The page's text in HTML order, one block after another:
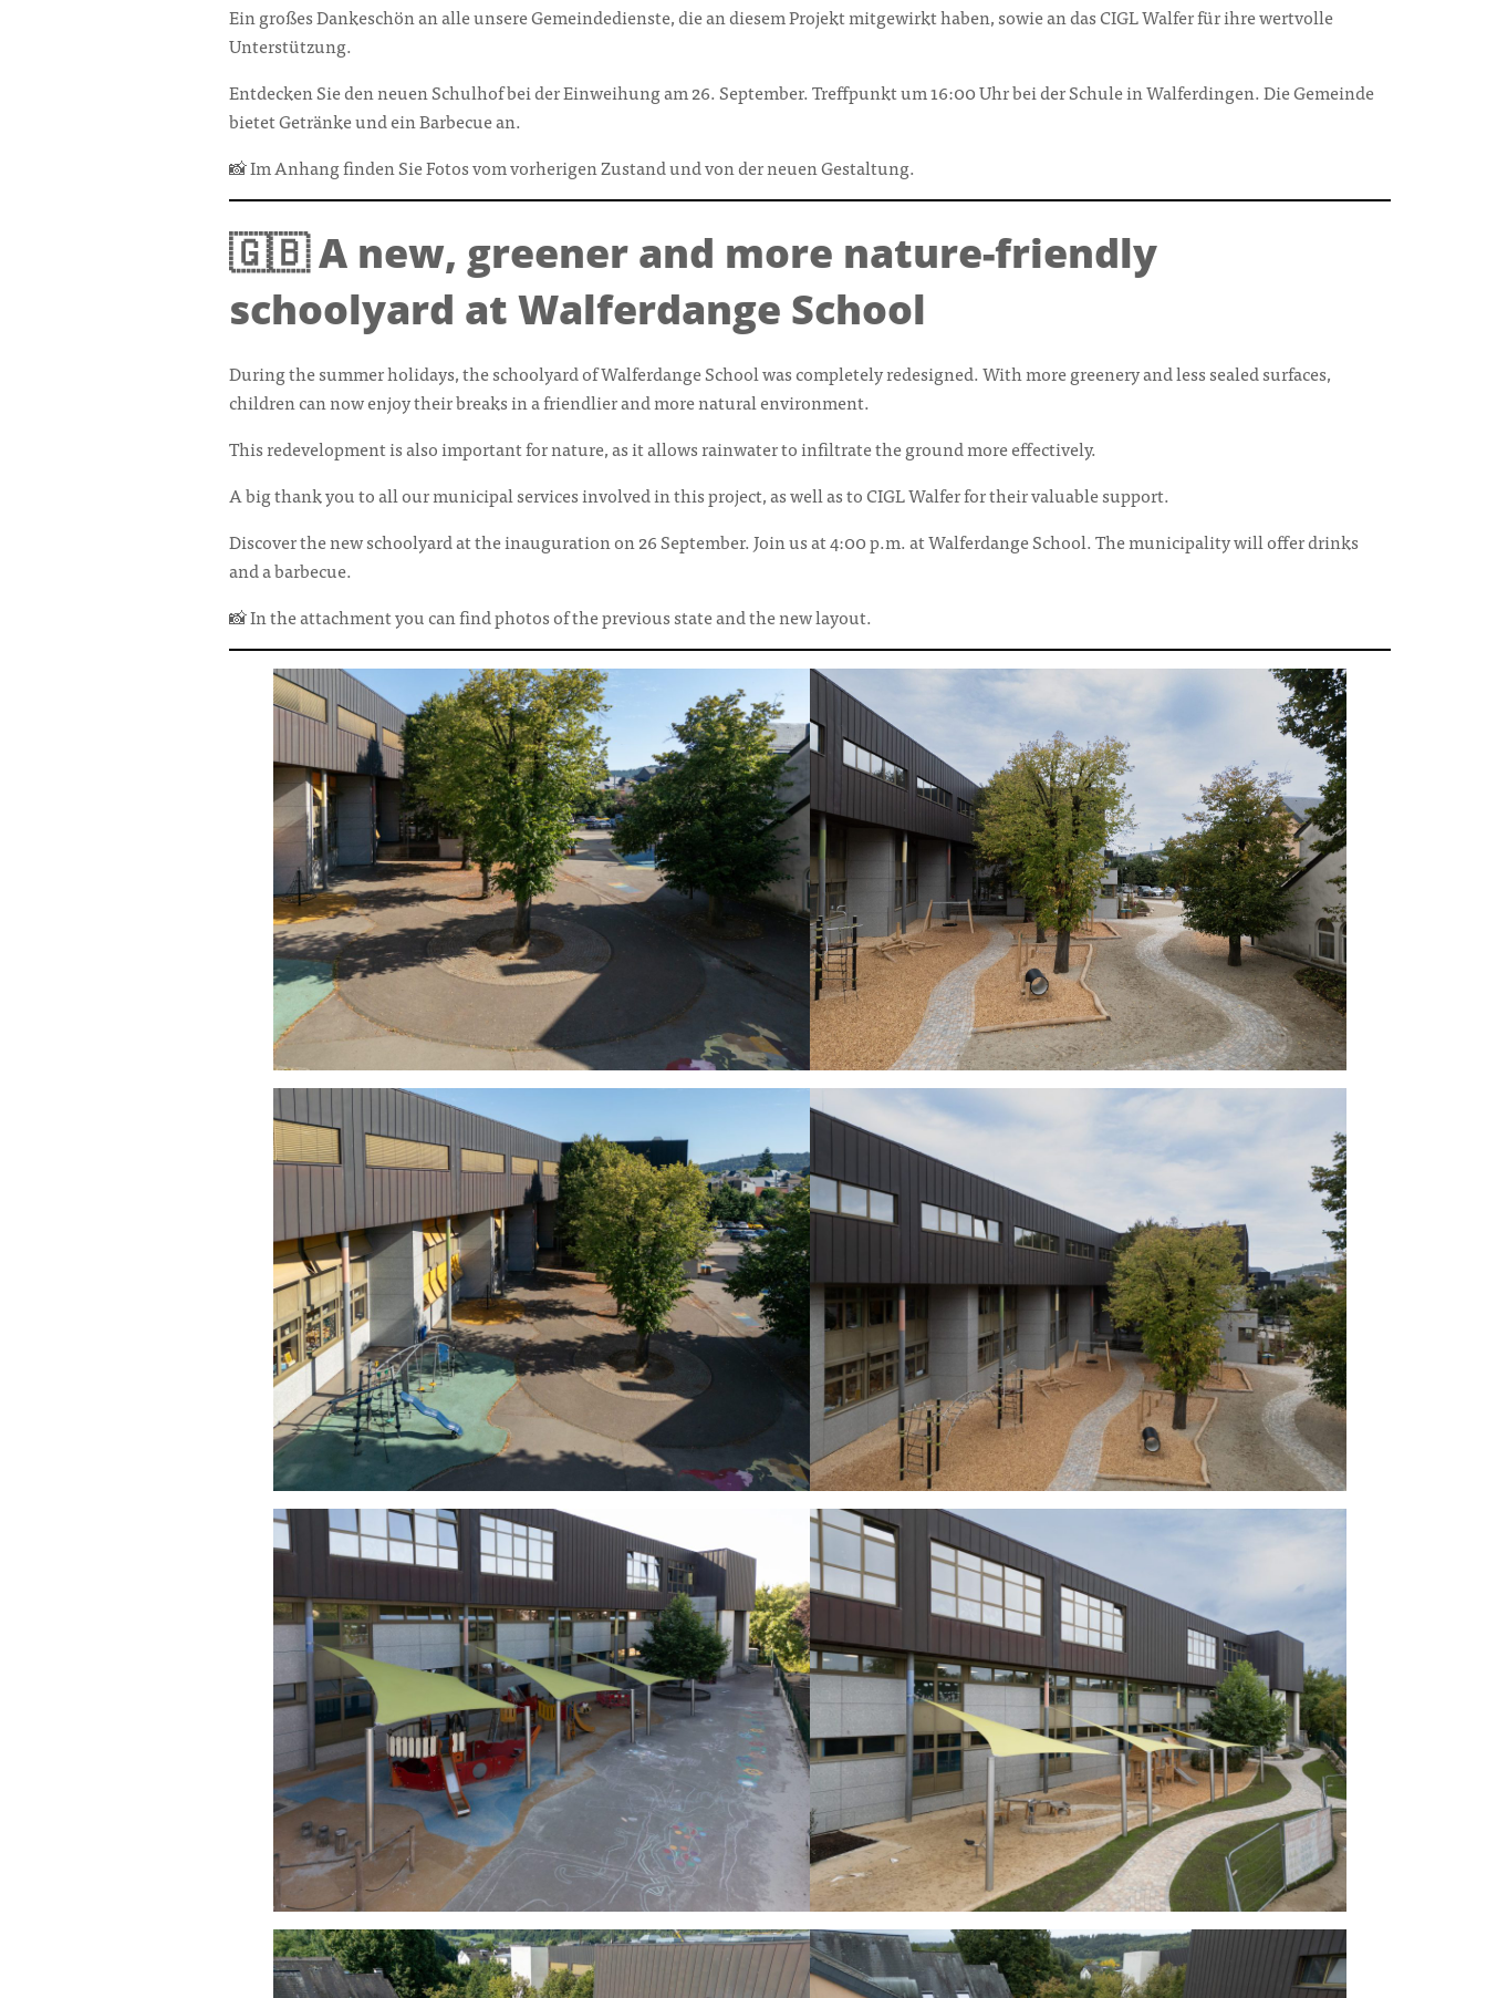
Ein großes Dankeschön an alle unsere Gemeindedienste, die an diesem Projekt mitgewirkt haben, sowie an das CIGL Walfer für ihre wertvolle
Unterstützung.
Entdecken Sie den neuen Schulhof bei der Einweihung am 26. September. Treffpunkt um 16:00 Uhr bei der Schule in Walferdingen. Die Gemeinde
bietet Getränke und ein Barbecue an.
📸 Im Anhang finden Sie Fotos vom vorherigen Zustand und von der neuen Gestaltung.
🇬🇧 A new, greener and more nature-friendly
schoolyard at Walferdange School
During the summer holidays, the schoolyard of Walferdange School was completely redesigned. With more greenery and less sealed surfaces,
children can now enjoy their breaks in a friendlier and more natural environment.
This redevelopment is also important for nature, as it allows rainwater to infiltrate the ground more effectively.
A big thank you to all our municipal services involved in this project, as well as to CIGL Walfer for their valuable support.
Discover the new schoolyard at the inauguration on 26 September. Join us at 4:00 p.m. at Walferdange School. The municipality will offer drinks
and a barbecue.
📸 In the attachment you can find photos of the previous state and the new layout.